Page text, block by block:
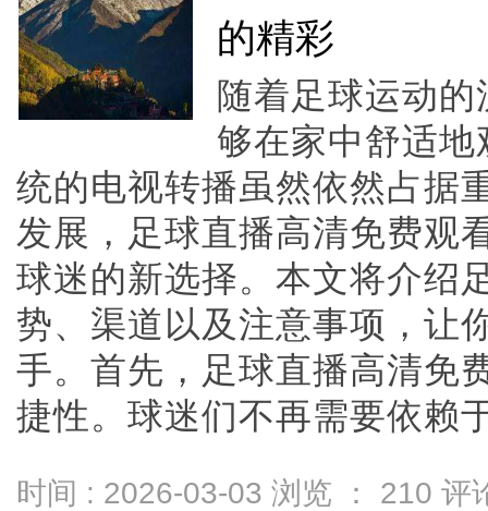
的精彩
随着足球运动
够在家中舒适
统的电视转播虽然依然占据
发展，足球直播高清免费观
球迷的新选择。本文将介绍
势、渠道以及注意事项，让
手。首先，足球直播高清免
捷性。球迷们不再需要依赖
时间 : 2026-03-03 浏览 ： 210 评